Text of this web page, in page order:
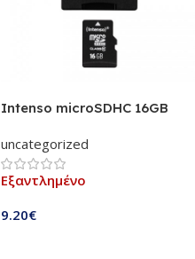
Intenso microSDHC 16GB
uncategorized
Εξαντλημένο
9.20€